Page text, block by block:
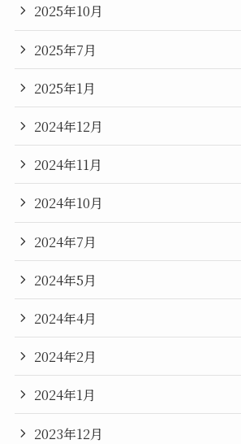
2025年10月
2025年7月
2025年1月
2024年12月
2024年11月
2024年10月
2024年7月
2024年5月
2024年4月
2024年2月
2024年1月
2023年12月